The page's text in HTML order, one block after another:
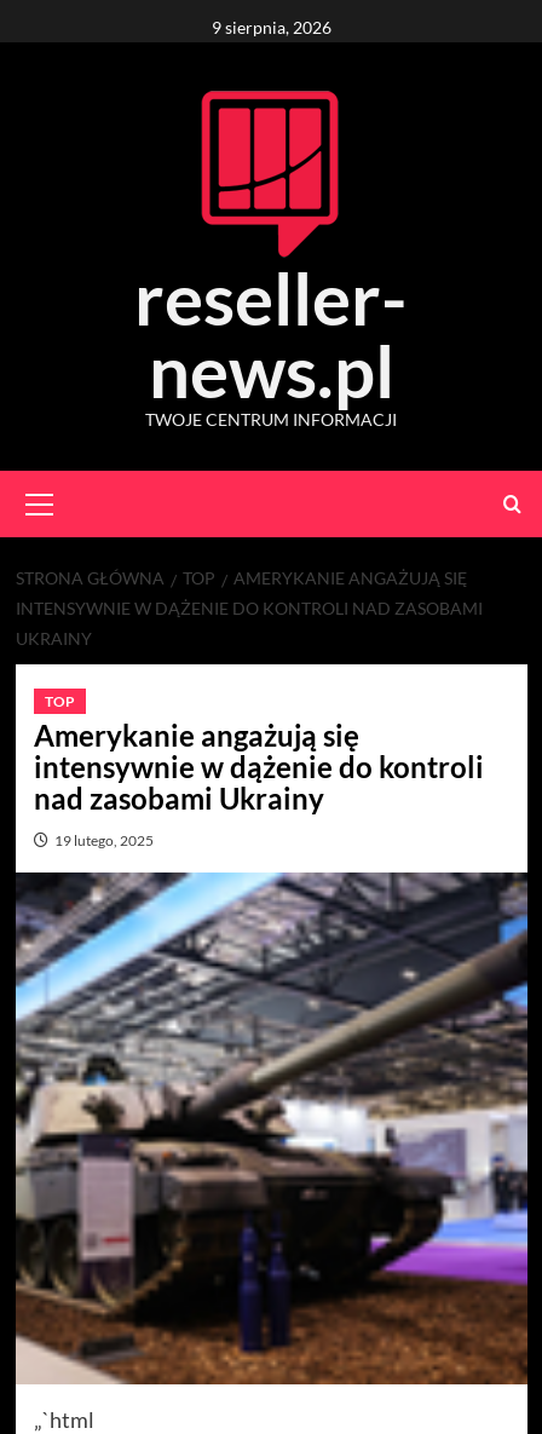
to
9 sierpnia, 2026
reseller-
news.pl
TWOJE CENTRUM INFORMACJI
Menu
STRONA GŁÓWNA TOP
AMERYKANIE ANGAŻUJĄ SIĘ
INTENSYWNIE W DĄŻENIE DO KONTROLI NAD ZASOBAMI
UKRAINY
TOP
Amerykanie angażują się
intensywnie w dążenie do kontroli
nad zasobami Ukrainy
19 lutego, 2025
„`html